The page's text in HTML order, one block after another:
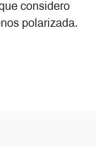
considero
polarizada.